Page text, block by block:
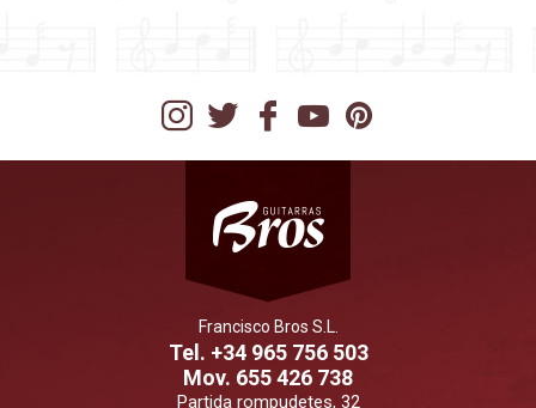
Francisco Bros S.L.
Tel. +34 965 756 503
Mov. 655 426 738
Partida rompudetes, 32